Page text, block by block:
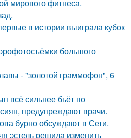
мирового фитнеса.
в истории выиграла кубок
большого
- "золотой граммофон", 6
всё сильнее бьёт по
предупреждают врачи.
бурно обсуждают в Сети.
эстель решила изменить